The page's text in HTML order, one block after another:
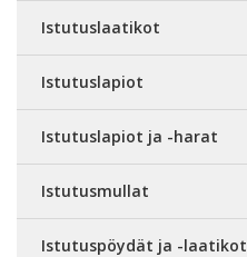
Istutuslaatikot
Istutuslapiot
Istutuslapiot ja -harat
Istutusmullat
Istutuspöydät ja -laatikot